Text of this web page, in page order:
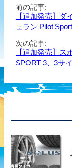
前の記事:
【追加発売】ダ
ュラン Pilot
次の記事:
【追加発売】ス
SPORT 3、3サ